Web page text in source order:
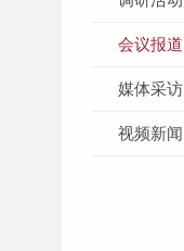
会议报道
媒体采访
视频新闻